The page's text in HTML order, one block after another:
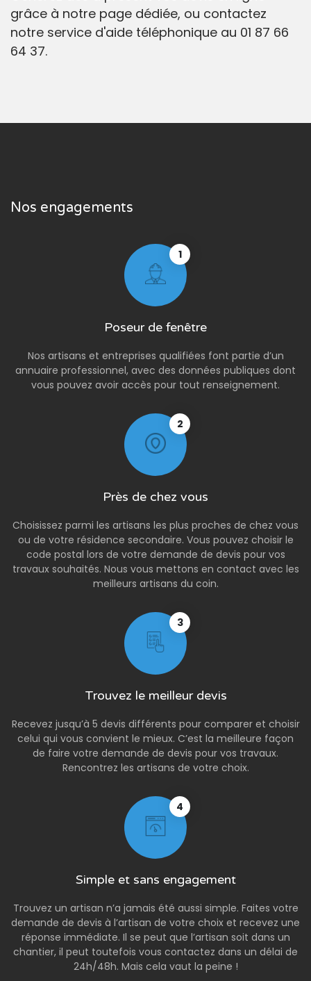
grâce à notre page dédiée, ou contactez
notre service d'aide téléphonique au 01 87 66
64 37.
Nos engagements
1
Poseur de fenêtre
Nos artisans et entreprises qualifiées font partie d’un
annuaire professionnel, avec des données publiques dont
vous pouvez avoir accès pour tout renseignement.
2
Près de chez vous
Choisissez parmi les artisans les plus proches de chez vous
ou de votre résidence secondaire. Vous pouvez choisir le
code postal lors de votre demande de devis pour vos
travaux souhaités. Nous vous mettons en contact avec les
meilleurs artisans du coin.
3
Trouvez le meilleur devis
Recevez jusqu’à 5 devis différents pour comparer et choisir
celui qui vous convient le mieux. C’est la meilleure façon
de faire votre demande de devis pour vos travaux.
Rencontrez les artisans de votre choix.
4
Simple et sans engagement
Trouvez un artisan n’a jamais été aussi simple. Faites votre
demande de devis à l’artisan de votre choix et recevez une
réponse immédiate. Il se peut que l’artisan soit dans un
chantier, il peut toutefois vous contactez dans un délai de
24h/48h. Mais cela vaut la peine !